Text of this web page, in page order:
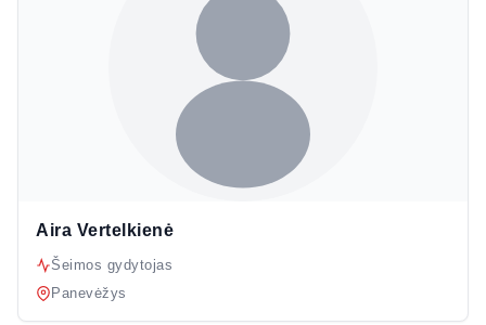
Aira Vertelkienė
Šeimos gydytojas
Panevėžys